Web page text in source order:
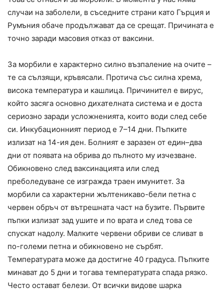
случаи на заболели, в съседните страни като Гърция и
Румъния обаче продължават да се срещат. Причината е
точно заради масовия отказ от ваксини.
За морбили е характерно силно възпаление на очите –
те са сълзящи, кръвясали. Протича със силна хрема,
висока температура и кашлица. Причинител е вирус,
който засяга основно дихателната система и е доста
сериозно заради усложненията, които води след себе
си. Инкубационният период е 7–14 дни. Пъпките
излизат на 14-ия ден. Болният е заразен от един–два
дни от появата на обрива до пълното му изчезване.
Обикновено след ваксинацията или след
преболедуване се изгражда траен имунитет. За
морбили са характерни жълтеникаво-бели петна с
червен обръч от вътрешната част на бузите. Първите
пъпки излизат зад ушите и по врата и след това се
спускат надолу. Малките червени обриви се сливат в
по-големи петна и обикновено не сърбят.
Температурата може да достигне 40 градуса. Пъпките
минават до 5 дни и тогава температурата спада рязко.
Често остават белези. От всички видове шарка